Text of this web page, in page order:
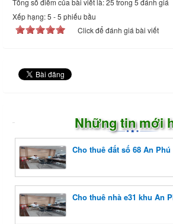
Xếp hạng:5 -5 phiếu bầu
Click để đánh giá bài viết
Những tin mới
Cho thuê đất số 68 An Phú
Cho thuê nhà e31 khu An